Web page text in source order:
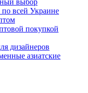
выбор
всей Украине
покупкой
дизайнеров
азиатские